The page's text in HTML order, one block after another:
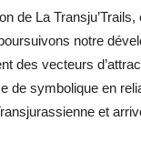
de La
notre
des vecteurs
de symbolique en
et